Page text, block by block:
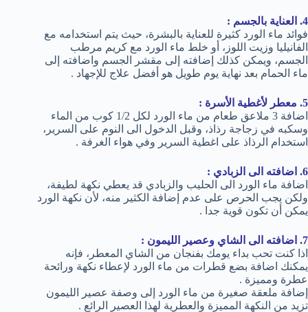
4. العناية بالجسم :
فوائد ماء الورد كثيرة للعناية بالبشرة، حيث يتم استخدامه مع
الفانيليا وزيت اللوز، أو خلط ماء الورد مع كريم مرطب
الجسم، ويمكن كذلك إضافته إلى مقشر الجسم واضافته إلى
ماء الحمام بعد نهاية يوم طويل هو أفضل علاج للإجهاد .
5. معطر لأغطية الأسرة :
اضافة 3 ملاعق طعام من ماء الورد لكل 1/2 كوب من الماء
وسكبه في زجاجة رذاذ، وقبل الدخول الى النوم على السرير،
استخدام الرذاذ على اغطية السرير وفي هواء الغرفة .
6. اضافته الى الزبادي :
اضافة ماء الورد الى الحليب والزبادي قد يعطي نكهة لطيفة،
ولكن يجب الحرص على عدم إضافة الكثير منه، لأن نكهة الورد
يمكن أن تكون قوية جدا .
7. اضافته الى الشاي وعصير الليمون :
اذا كنت تحب بداء يومك بفنجان من الشاي المعطر، فإنه
يمكنك اضافة بضع قطرات من ماء الورد لإعطاء نكهة ورائحة
عطرة ومميزة .
إضافة ملعقة صغيرة من ماء الورد إلى وصفة عصير الليمون
تزيد من النكهة المميزة والعطرية لهذا العصير الرائع .